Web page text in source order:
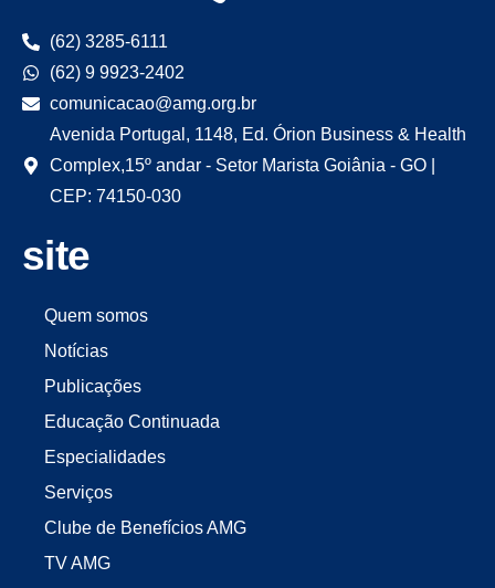
(62) 3285-6111
(62) 9 9923-2402
comunicacao@amg.org.br
Avenida Portugal, 1148, Ed. Órion Business & Health
Complex,15º andar - Setor Marista Goiânia - GO |
CEP: 74150-030
site
Quem somos
Notícias
Publicações
Educação Continuada
Especialidades
Serviços
Clube de Benefícios AMG
TV AMG